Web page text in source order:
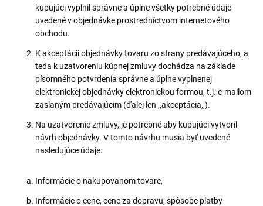
kupujúci vyplnil správne a úplne všetky potrebné údaje
uvedené v objednávke prostredníctvom internetového
obchodu.
K akceptácii objednávky tovaru zo strany predávajúceho, a
teda k uzatvoreniu kúpnej zmluvy dochádza na základe
písomného potvrdenia správne a úplne vyplnenej
elektronickej objednávky elektronickou formou, t.j. e-mailom
zaslaným predávajúcim (ďalej len ,,akceptácia,,).
Na uzatvorenie zmluvy, je potrebné aby kupujúci vytvoril
návrh objednávky. V tomto návrhu musia byť uvedené
nasledujúce údaje:
Informácie o nakupovanom tovare,
Informácie o cene, cene za dopravu, spôsobe platby